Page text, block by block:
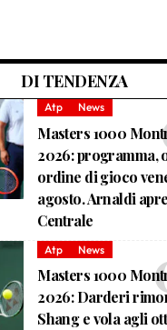
DI TENDENZA
Atp News
Masters 1000
2026: programma,
ordine di gioco
agosto. Arnaldi
Centrale
Atp News
Masters 1000
2026: Darderi
Shang e vola agli